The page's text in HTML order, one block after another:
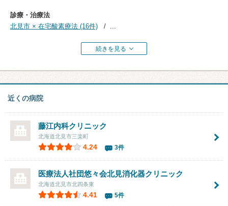
診療・治療法
北見市 × 在宅酸素療法 (16件)
...
続きを見る
近くの病院
藤江内科クリニック
北海道北見市三楽町
4.24 3件
医療法人社団悠々会北見消化器クリニック
北海道北見市北四条東
4.41 5件